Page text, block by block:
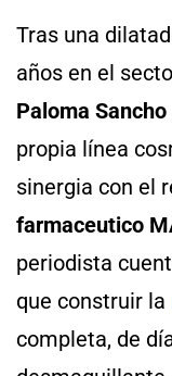
Tras una
años en el
Paloma Sancho
propia línea
sinergia con el
farmaceutico
periodista
que construir la
completa, de